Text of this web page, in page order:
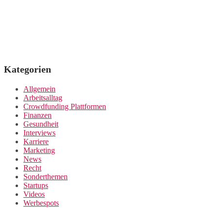
Kategorien
Allgemein
Arbeitsalltag
Crowdfunding Plattformen
Finanzen
Gesundheit
Interviews
Karriere
Marketing
News
Recht
Sonderthemen
Startups
Videos
Werbespots